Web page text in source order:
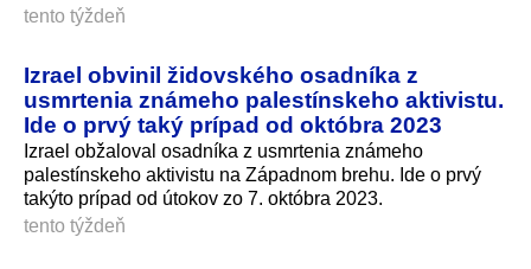
tento týždeň
Izrael obvinil židovského osadníka z
usmrtenia známeho palestínskeho aktivistu.
Ide o prvý taký prípad od októbra 2023
Izrael obžaloval osadníka z usmrtenia známeho
palestínskeho aktivistu na Západnom brehu. Ide o prvý
takýto prípad od útokov zo 7. októbra 2023.
tento týždeň